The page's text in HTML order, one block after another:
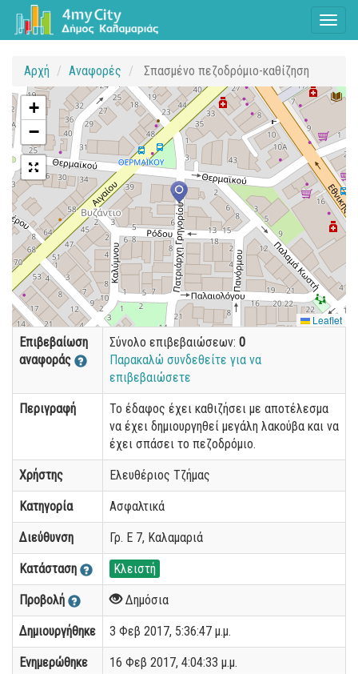
Αρχή Αναφορές Σπασμένο πεζοδρόμιο-καθίζηση
+
−
Leaflet
Επιβεβαίωση
αναφοράς
Σύνολο επιβεβαιώσεων: 0
Παρακαλώ συνδεθείτε για να
επιβεβαιώσετε
Περιγραφή
Το έδαφος έχει καθιζήσει με αποτέλεσμα
να έχει δημιουργηθεί μεγάλη λακούβα και να
έχει σπάσει το πεζοδρόμιο.
Χρήστης Ελευθέριος Τζήμας
Κατηγορία Ασφαλτικά
Διεύθυνση Γρ. Ε 7, Καλαμαριά
Κατάσταση Κλειστή
Προβολή Δημόσια
Δημιουργήθηκε 3 Φεβ 2017, 5:36:47 μ.μ.
Ενημερώθηκε 16 Φεβ 2017, 4:04:33 μ.μ.